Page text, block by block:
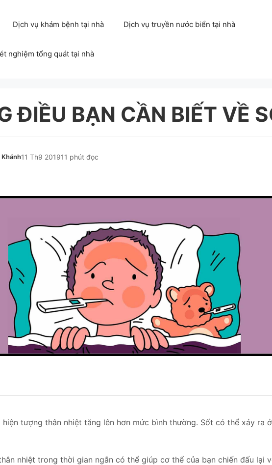
Dịch vụ khám bệnh tại nhà Dịch vụ truyền nước biển tại nhà
nghiệm tổng quát tại nhà
ĐIỀU BẠN CẦN BIẾT VỀ
Khánh11 Th9 201911 phút đọc
tượng thân nhiệt tăng lên hơn mức bình thường. Sốt có thể xảy ra
nhiệt trong thời gian ngắn có thể giúp cơ thể của bạn chiến đấu lại